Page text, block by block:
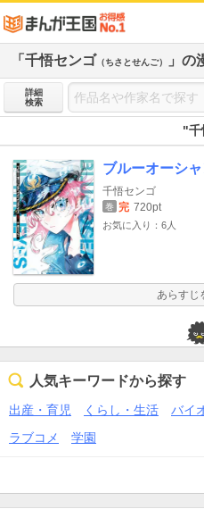
「千悟センゴ （ちさとせんご） 」の
詳細
検索
"千
ブルーオーシ
千悟センゴ
巻 完 720pt
お気に入り：6人
あらす
人気キーワードから探す
出産・育児 くらし・生活 バイ
ラブコメ
学園